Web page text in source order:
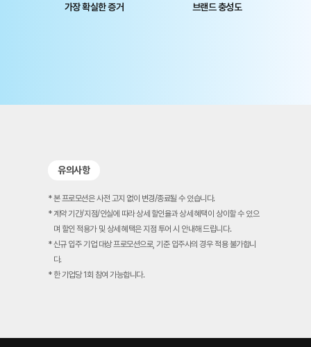
가장 확실한 증거
브랜드 충성도
유의사항
* 본 프로모션은 사전 고지 없이 변경/종료될 수 있습니다.
* 계약 기간/지점/인실에 따라 상세 할인율과 상세 혜택이 상이할 수 있으
며 할인 적용가 및 상세 혜택은 지점 투어 시 안내해 드립니다.
* 신규 입주 기업 대상 프로모션으로, 기준 입주사의 경우 적용 불가합니
다.
* 한 기업당 1회 참여 가능합니다.